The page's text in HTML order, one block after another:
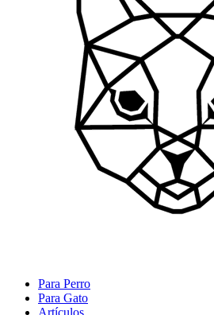
Para Perro
Para Gato
Artículos